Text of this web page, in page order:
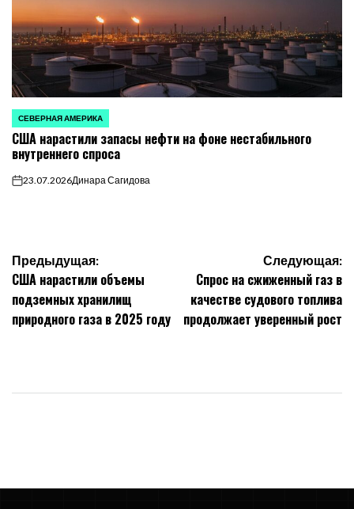
ОПУБЛИКОВАНО
В
СЕВЕРНАЯ АМЕРИКА
США нарастили запасы нефти на фоне нестабильного
внутреннего спроса
on23.07.2026Динара Сагидова
Навигация
по
записям
Предыдущая:
США нарастили объемы
подземных хранилищ
природного газа в 2025 году
Следующая:
Спрос на сжиженный газ в
качестве судового топлива
продолжает уверенный рост